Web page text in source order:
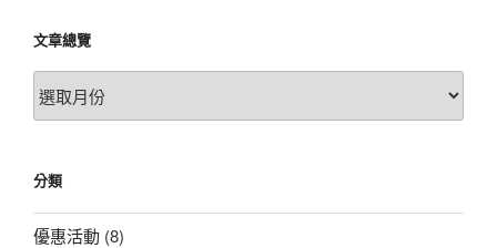
文章總覽
文
章
分類
優惠活動 (8)